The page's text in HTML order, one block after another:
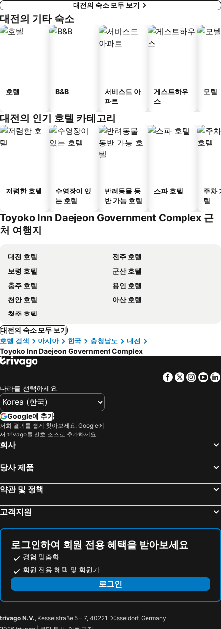
대전의 숙소 모두 보기
대전의 기타 숙소
호텔 B&B
서비스드 아
파트
게스트하우
스
모텔
대전의 인기 호텔 카테고리
저렴한 호텔
수영장이 있
는 호텔
반려동물 동
반 가능 호텔
스파 호텔
주차
텔
Toyoko Inn Daejeon Government Complex 근
처 여행지
대전 호텔
전주 호텔
보령 호텔
군산 호텔
충주 호텔
용인 호텔
천안 호텔
아산 호텔
청주 호텔
대전의 숙소 모두 보기
호텔 검색
아시아 한국 충청남도
대전
Toyoko Inn Daejeon Government Complex
Facebook
Twitter
나라를 선택하세요
Google에 추가
저희 결과를 쉽게 찾아보세요: Google에
서 trivago를 선호 소스로 추가하세요.
회사
당사 제품
약관 및 정책
고객지원
로그인하여 회원 전용 혜택을 받아보세요
경험 맞춤화
회원 전용 혜택 및 회원가
로그인
trivago N.V., Kesselstraße 5 – 7, 40221 Düsseldorf, Germany